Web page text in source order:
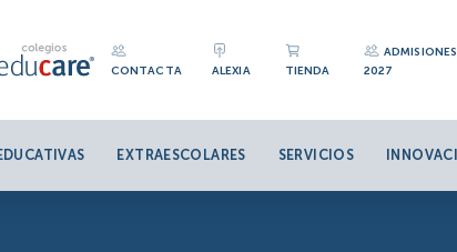
CONTACTA ALEXIA TIENDA
2027
EXTRAESCOLARES SERVICIOS